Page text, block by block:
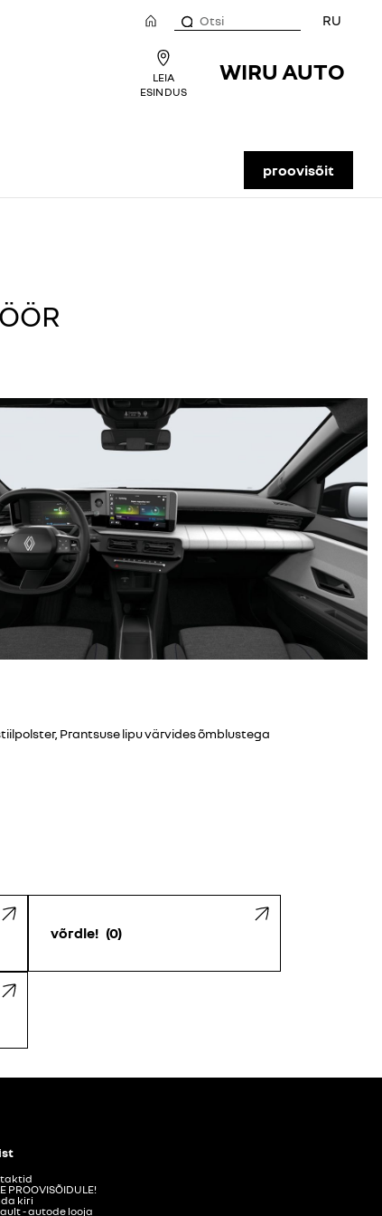
LEIA
ESINDUS
WIRU AUTO
RU
proovisõit
Prantsuse lipu värvides õmblustega
võrdle! 0
PROOVISÕIDULE!
kiri
- autode looja